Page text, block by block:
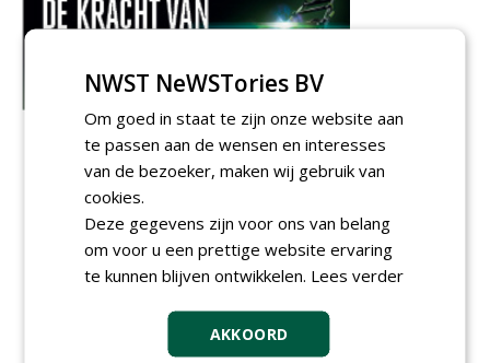
NWST NeWSTories BV
Om goed in staat te zijn onze website aan
te passen aan de wensen en interesses
van de bezoeker, maken wij gebruik van
cookies.
Deze gegevens zijn voor ons van belang
om voor u een prettige website ervaring
te kunnen blijven ontwikkelen. Lees verder
AKKOORD